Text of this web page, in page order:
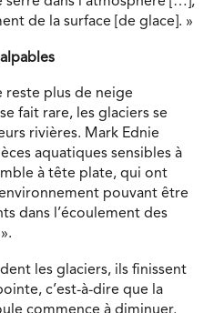
de la surface [de glace]. »
reste plus de neige
fait rare, les glaciers se
rivières. Mark Ednie
aquatiques sensibles à
à tête plate, qui ont
pouvant être
dans l’écoulement des
les glaciers, ils finissent
c’est-à-dire que la